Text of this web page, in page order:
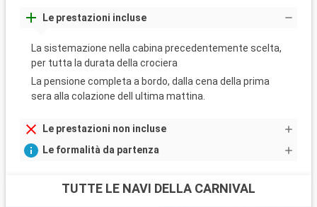
Le prestazioni incluse
La sistemazione nella cabina precedentemente scelta,
per tutta la durata della crociera
La pensione completa a bordo, dalla cena della prima
sera alla colazione dell ultima mattina.
Le prestazioni non incluse
Le formalità da partenza
TUTTE LE NAVI DELLA CARNIVAL